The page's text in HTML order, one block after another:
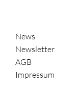
News
Newsletter
AGB
Impressum